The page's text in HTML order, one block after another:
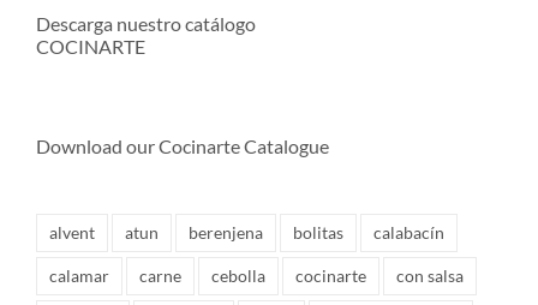
Descarga nuestro catálogo
COCINARTE
Download our Cocinarte Catalogue
alvent atun berenjena bolitas calabacín
calamar carne cebolla cocinarte con salsa